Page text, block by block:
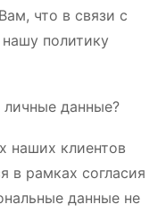
что в связи с
политику
данные?
наших клиентов
в рамках согласия
данные не